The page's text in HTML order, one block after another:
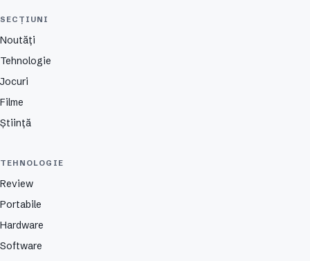
SECȚIUNI
Noutăți
Tehnologie
Jocuri
Filme
Știință
TEHNOLOGIE
Review
Portabile
Hardware
Software